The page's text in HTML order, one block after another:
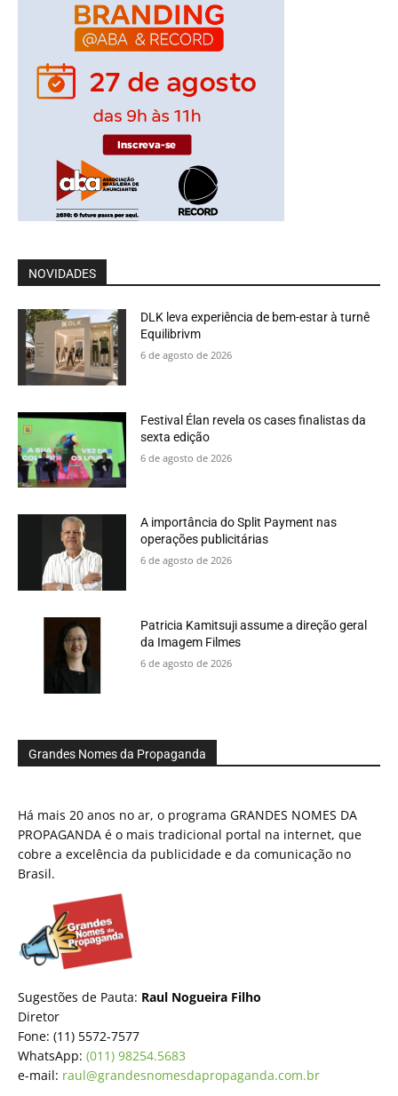
NOVIDADES
DLK leva experiência de bem-estar à turnê
Equilibrivm
6 de agosto de 2026
Festival Élan revela os cases finalistas da
sexta edição
6 de agosto de 2026
A importância do Split Payment nas
operações publicitárias
6 de agosto de 2026
Patricia Kamitsuji assume a direção geral
da Imagem Filmes
6 de agosto de 2026
Grandes Nomes da Propaganda
Há mais 20 anos no ar, o programa GRANDES NOMES DA
PROPAGANDA é o mais tradicional portal na internet, que
cobre a excelência da publicidade e da comunicação no
Brasil.
Sugestões de Pauta: Raul Nogueira Filho
Diretor
Fone: (11) 5572-7577
WhatsApp: (011) 98254.5683
e-mail: raul@grandesnomesdapropaganda.com.br